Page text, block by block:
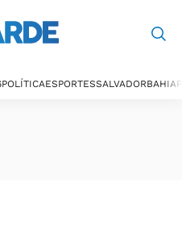
POLÍTICAESPORTESSALVADORBAHIA